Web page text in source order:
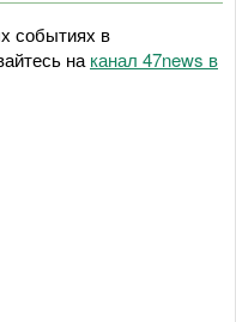
событиях в
на канал 47news в